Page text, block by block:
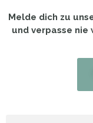
Melde dich zu
und verpasse nie